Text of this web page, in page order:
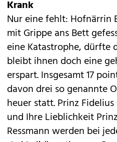
Krank
Nur eine fehlt: Hofnärrin
mit Grippe ans Bett
eine Katastrophe, dürfte
bleibt ihnen doch eine
erspart. Insgesamt 17
davon drei so genannte
heuer statt. Prinz
und Ihre Lieblichkeit
Ressmann werden bei